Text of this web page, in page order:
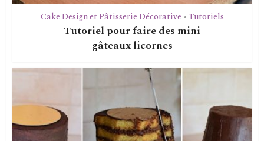
Cake Design et Pâtisserie Décorative • Tutoriels
Tutoriel pour faire des mini
gâteaux licornes